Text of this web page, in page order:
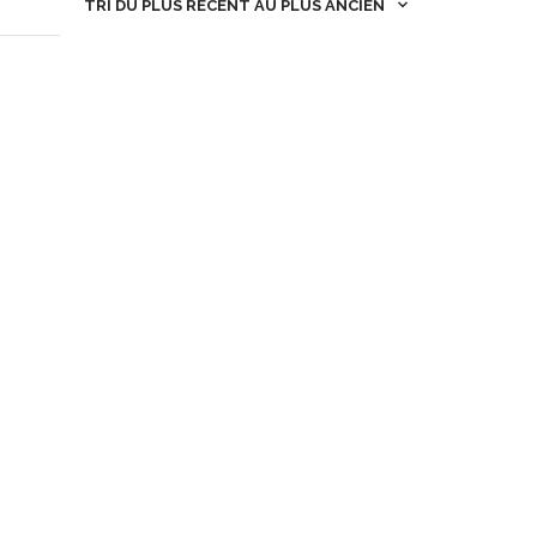
TRI DU PLUS RÉCENT AU PLUS ANCIEN